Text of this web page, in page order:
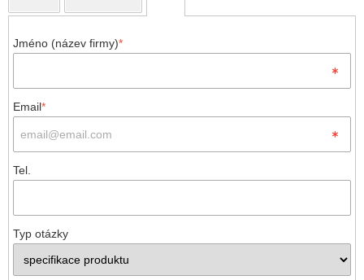
Jméno (název firmy)*
Email*
Tel.
Typ otázky